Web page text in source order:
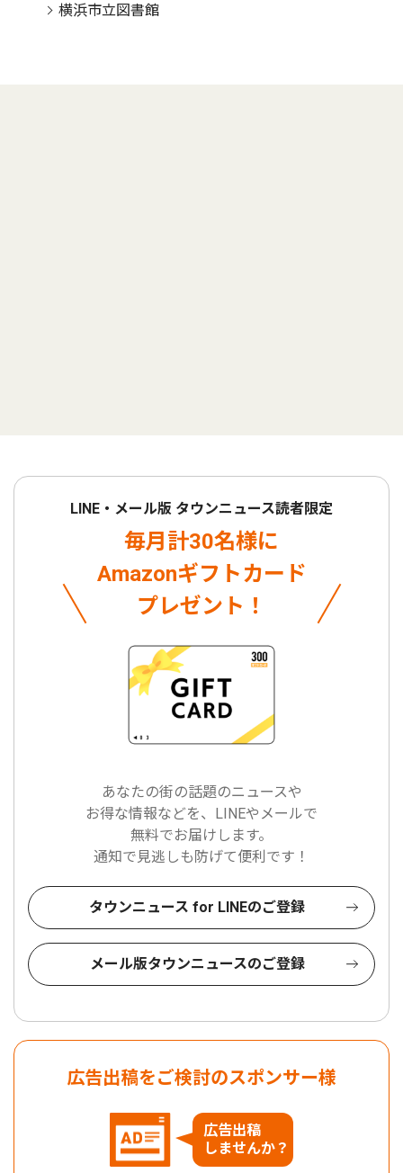
横浜市立図書館
LINE・メール版 タウンニュース読者限定
毎月計30名様に
Amazonギフトカード
プレゼント！
あなたの街の話題のニュースや
お得な情報などを、LINEやメールで
無料でお届けします。
通知で見逃しも防げて便利です！
タウンニュース for LINEのご登録
メール版タウンニュースのご登録
広告出稿をご検討のスポンサー様
広告出稿
しませんか？